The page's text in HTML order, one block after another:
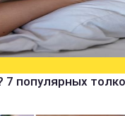
7 популярных